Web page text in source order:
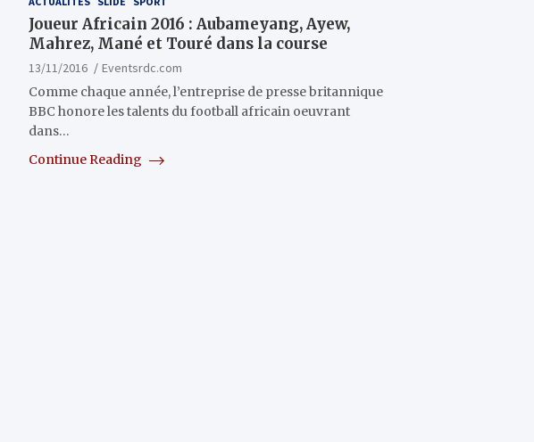
Joueur Africain 2016 : Aubameyang, Ayew,
Mahrez, Mané et Touré dans la course
13/11/2016
Eventsrdc.com
Comme chaque année, l’entreprise de presse britannique
BBC honore les talents du football africain oeuvrant
dans…
Continue Reading